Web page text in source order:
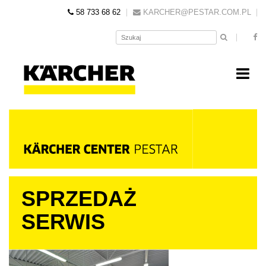
58 733 68 62 KARCHER@PESTAR.COM.PL
KONTAKT
SERWIS I WSPARCIE
WYPOŻYCZALNIA
SPRZEDAŻ
SERWIS